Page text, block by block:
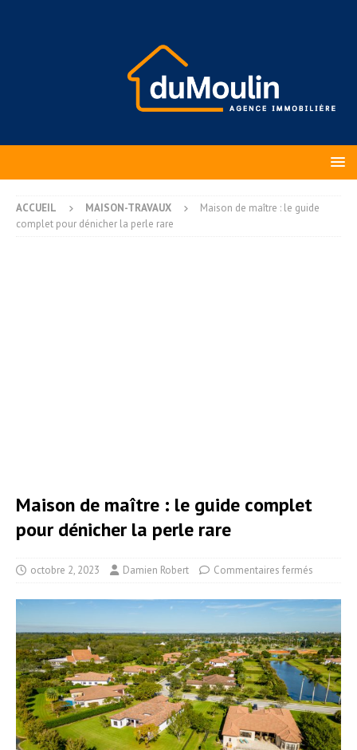
ACCUEIL MAISON-TRAVAUX
Maison de maître : le guide
complet pour dénicher la perle rare
Maison de maître : le guide complet
pour dénicher la perle rare
octobre 2, 2023 Damien Robert Commentaires fermés